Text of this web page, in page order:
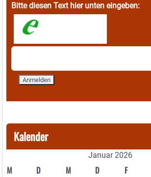
Bitte diesen Text hier unten eingeben:
Kalender
Januar 2026
M D M D F